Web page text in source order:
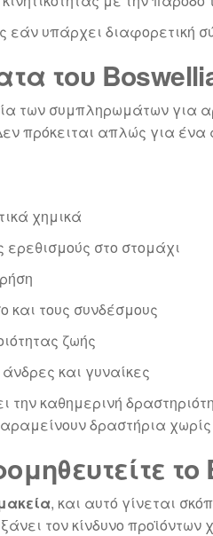
εάν υπάρχει διαφορετική
του
των συμπληρωμάτων για
πρόκειται απλώς για
χημικά
στο στομάχι
και τους συνδέσμους
ζωής
και γυναίκες
καθημερινή
δραστήρια
το
, και αυτό γίνεται
τον κίνδυνο προϊόντων